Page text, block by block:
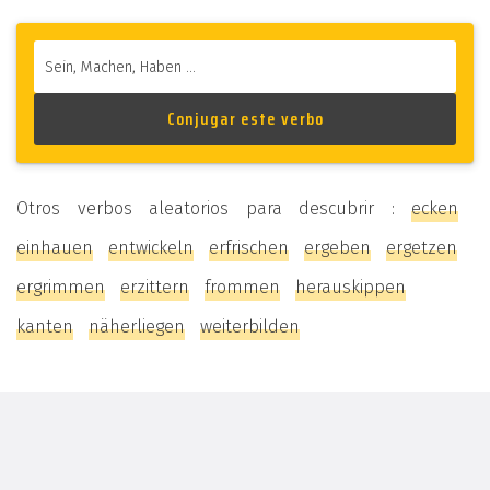
Otros verbos aleatorios para descubrir : ecken
einhauen
entwickeln erfrischen ergeben
ergetzen
ergrimmen
erzittern frommen
herauskippen
kanten
näherliegen weiterbilden